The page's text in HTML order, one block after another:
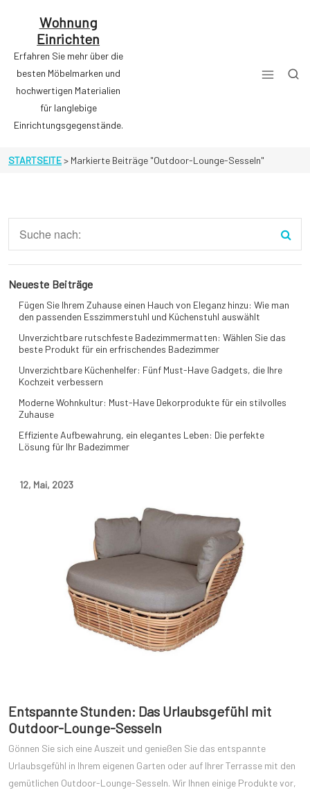
Wohnung
Einrichten
Erfahren Sie mehr über die
besten Möbelmarken und
hochwertigen Materialien
für langlebige
Einrichtungsgegenstände.
STARTSEITE> Markierte Beiträge "Outdoor-Lounge-Sesseln"
12, Mai, 2023
Entspannte Stunden: Das Urlaubsgefühl mit
Outdoor-Lounge-Sesseln
Gönnen Sie sich eine Auszeit und genießen Sie das entspannte
Urlaubsgefühl in Ihrem eigenen Garten oder auf Ihrer Terrasse mit den
gemütlichen Outdoor-Lounge-Sesseln. Wir Ihnen einige Produkte vor,
Neueste Beiträge
Fügen Sie Ihrem Zuhause einen Hauch von Eleganz hinzu: Wie man
den passenden Esszimmerstuhl und Küchenstuhl auswählt
Unverzichtbare rutschfeste Badezimmermatten: Wählen Sie das
beste Produkt für ein erfrischendes Badezimmer
Unverzichtbare Küchenhelfer: Fünf Must-Have Gadgets, die Ihre
Kochzeit verbessern
Moderne Wohnkultur: Must-Have Dekorprodukte für ein stilvolles
Zuhause
Effiziente Aufbewahrung, ein elegantes Leben: Die perfekte
Lösung für Ihr Badezimmer